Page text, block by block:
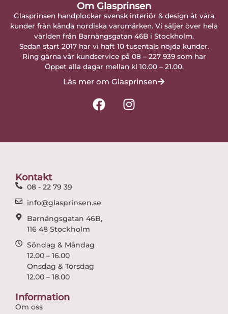
Om Glasprinsen
Glasprinsen handplockar svensk interiör & design åt våra
kunder från kända nordiska varumärken. Vi säljer över hela
världen från Barnängsgatan 46B i Stockholm.
Sedan start 2017 har vi haft 10 tusentals nöjda kunder.
Ring gärna vår kundservice på 08 – 227 939 som har
Öppet alla dagar mellan kl 10.00 – 21.00.
Läs mer om Glasprinsen
F
a
I
n
Kontakt
08 - 22 79 39
info@glasprinsen.se
Barnängsgatan 46B,
116 48 Stockholm
Söndag & Måndag
12.00 – 16.00
Onsdag & Torsdag
12.00 – 18.00
Information
Om oss